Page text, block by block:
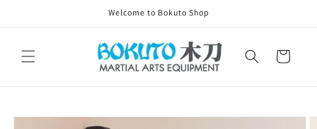
Welcome to Bokuto Shop
Cart
product